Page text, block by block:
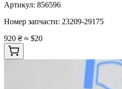
Артикул: 856596
Номер запчасти: 23209-29175
920 ₴ ≈ $20